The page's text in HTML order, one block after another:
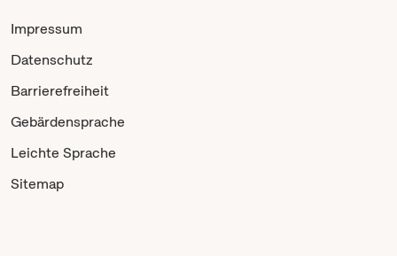
Impressum
Datenschutz
Barrierefreiheit
Gebärdensprache
Leichte Sprache
Sitemap